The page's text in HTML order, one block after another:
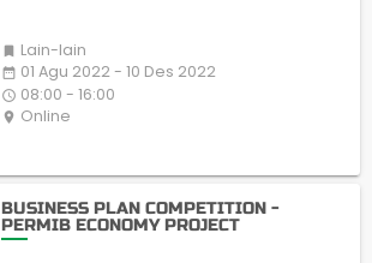
 Lain-lain
date_range 01 Agu 2022 - 10 Des 2022
access_time 08:00 - 16:00
place Online
BUSINESS PLAN COMPETITION -
PERMIB ECONOMY PROJECT